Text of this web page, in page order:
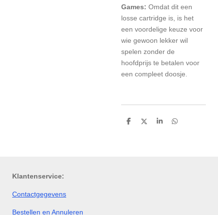
Games: Omdat dit een
losse cartridge is, is het
een voordelige keuze voor
wie gewoon lekker wil
spelen zonder de
hoofdprijs te betalen voor
een compleet doosje.
D
D
S
D
Klantenservice:
Contactgegevens
Bestellen en Annuleren